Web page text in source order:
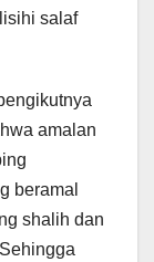
salaf
amalan
beramal
shalih dan